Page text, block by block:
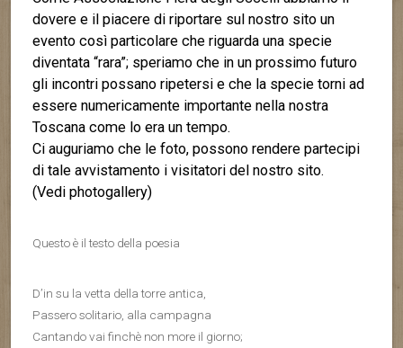
dovere e il piacere di riportare sul nostro sito un
evento così particolare che riguarda una specie
diventata “rara”; speriamo che in un prossimo futuro
gli incontri possano ripetersi e che la specie torni ad
essere numericamente importante nella nostra
Toscana come lo era un tempo.
Ci auguriamo che le foto, possono rendere partecipi
di tale avvistamento i visitatori del nostro sito.
(Vedi photogallery)
Questo è il testo della poesia
D’in su la vetta della torre antica,
Passero solitario, alla campagna
Cantando vai finchè non more il giorno;